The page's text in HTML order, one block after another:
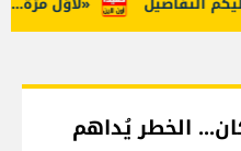
الخطر يُداهم